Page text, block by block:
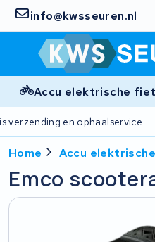
info@kwsseuren.nl
Accu elektrische
Gratis verzending en
Home Accu
Emco